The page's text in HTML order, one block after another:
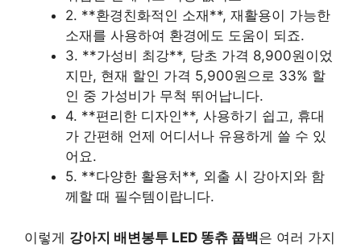
2. **환경친화적인 소재**, 재활용이 가능한
소재를 사용하여 환경에도 도움이 되죠.
3. **가성비 최강**, 당초 가격 8,900원이었
지만, 현재 할인 가격 5,900원으로 33% 할
인 중 가성비가 무척 뛰어납니다.
4. **편리한 디자인**, 사용하기 쉽고, 휴대
가 간편해 언제 어디서나 유용하게 쓸 수 있
어요.
5. **다양한 활용처**, 외출 시 강아지와 함
께할 때 필수템이랍니다.
이렇게 강아지 배변봉투 LED 똥츄 풉백은 여러 가지